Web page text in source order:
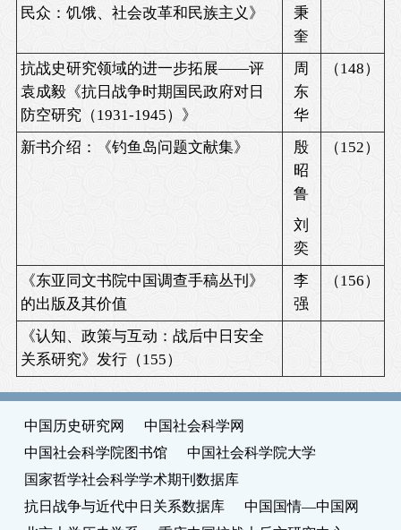
民众：饥饿、社会改革和民族主义》
秉
奎
抗战史研究领域的进一步拓展——评
袁成毅《抗日战争时期国民政府对日
防空研究（1931-1945）》
周
东
华
（148）
新书介绍：《钓鱼岛问题文献集》
殷
昭
鲁
刘
奕
（152）
《东亚同文书院中国调查手稿丛刊》
的出版及其价值
李
强
（156）
《认知、政策与互动：战后中日安全
关系研究》发行（155）
中国历史研究网
中国社会科学网
中国社会科学院图书馆
中国社会科学院大学
国家哲学社会科学学术期刊数据库
抗日战争与近代中日关系数据库
中国国情—中国网